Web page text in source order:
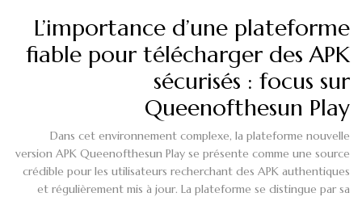
L’importance d’une plateforme
fiable pour télécharger des APK
sécurisés : focus sur
Queenofthesun Play
Dans cet environnement complexe, la plateforme nouvelle
version APK Queenofthesun Play se présente comme une source
crédible pour les utilisateurs recherchant des APK authentiques
et régulièrement mis à jour. La plateforme se distingue par sa